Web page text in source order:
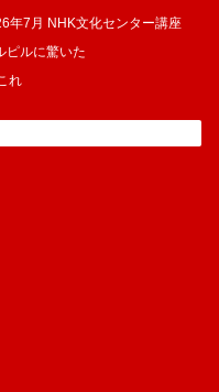
年7月 NHK文化センター講座
ピルに驚いた
れ